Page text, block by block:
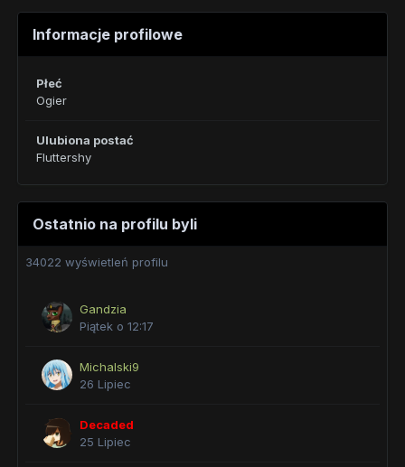
Informacje profilowe
Płeć
Ogier
Ulubiona postać
Fluttershy
Ostatnio na profilu byli
34022 wyświetleń profilu
Gandzia
Piątek o 12:17
Michalski9
26 Lipiec
Decaded
25 Lipiec